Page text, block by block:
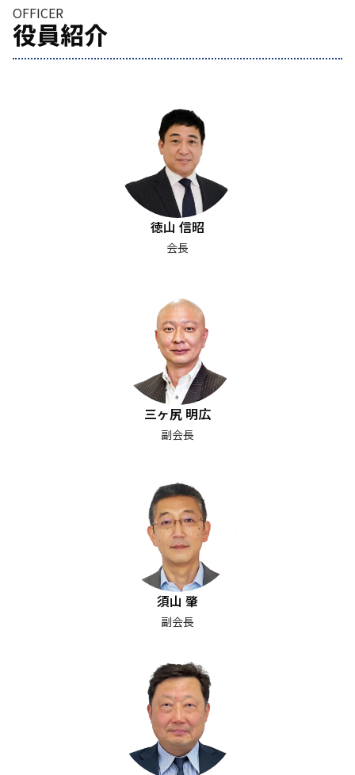
OFFICER
役員紹介
徳山 信昭
会長
三ヶ尻 明広
副会長
須山 肇
副会長